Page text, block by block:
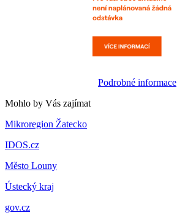
Podrobné informace
Mohlo by Vás zajímat
Mikroregion Žatecko
IDOS.cz
Město Louny
Ústecký kraj
gov.cz